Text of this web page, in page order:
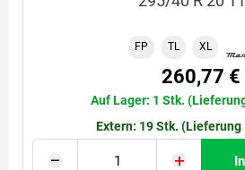
FP TL XL
260,77 €
Auf Lager: 1 Stk.
Extern: 19 Stk. (Lieferung